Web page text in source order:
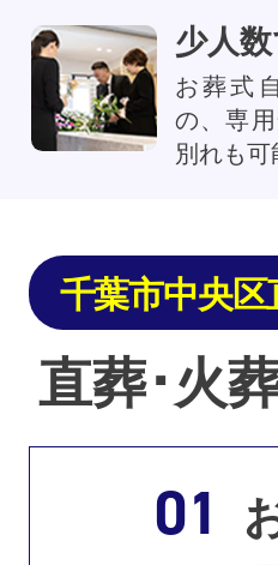
少人
お葬式
の、専
別れも可
千葉市中央
直葬･火
01